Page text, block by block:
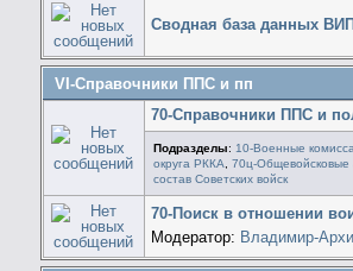
Сводная база данных
VI-Справочники ППС и пп
70-Справочники ППС и
Подразделы: 10-Военные
округа РККА
70ц-Общевойсковые
состав Советских войск
70-Поиск в отношении
Модератор: Владимир-